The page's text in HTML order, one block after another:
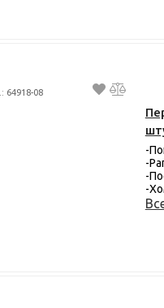
64918-08
-
-
-
-